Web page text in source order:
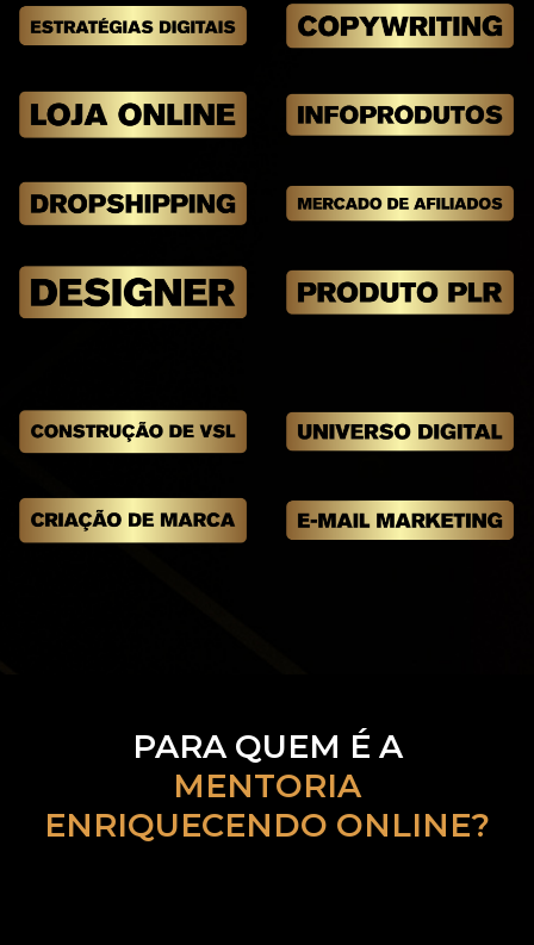
PARA QUEM É A
MENTORIA
ENRIQUECENDO ONLINE?